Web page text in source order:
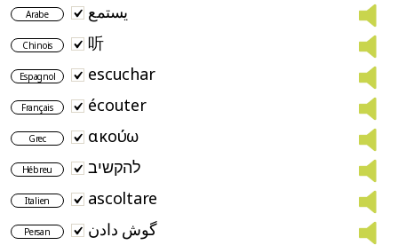
Arabe يستمع
Chinois 听
Espagnol escuchar
Français écouter
Grec ακούω
Hébreu להקשיב
Italien ascoltare
Persan گوش دادن